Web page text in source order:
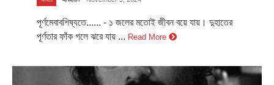
পূর্ণমেবাবশিষ্যতে...... - ১ জলের মতোই জীবন বয়ে যায়। দুহাতের
পূর্ণতার ফাঁক গলে ঝরে যায় ... Read More